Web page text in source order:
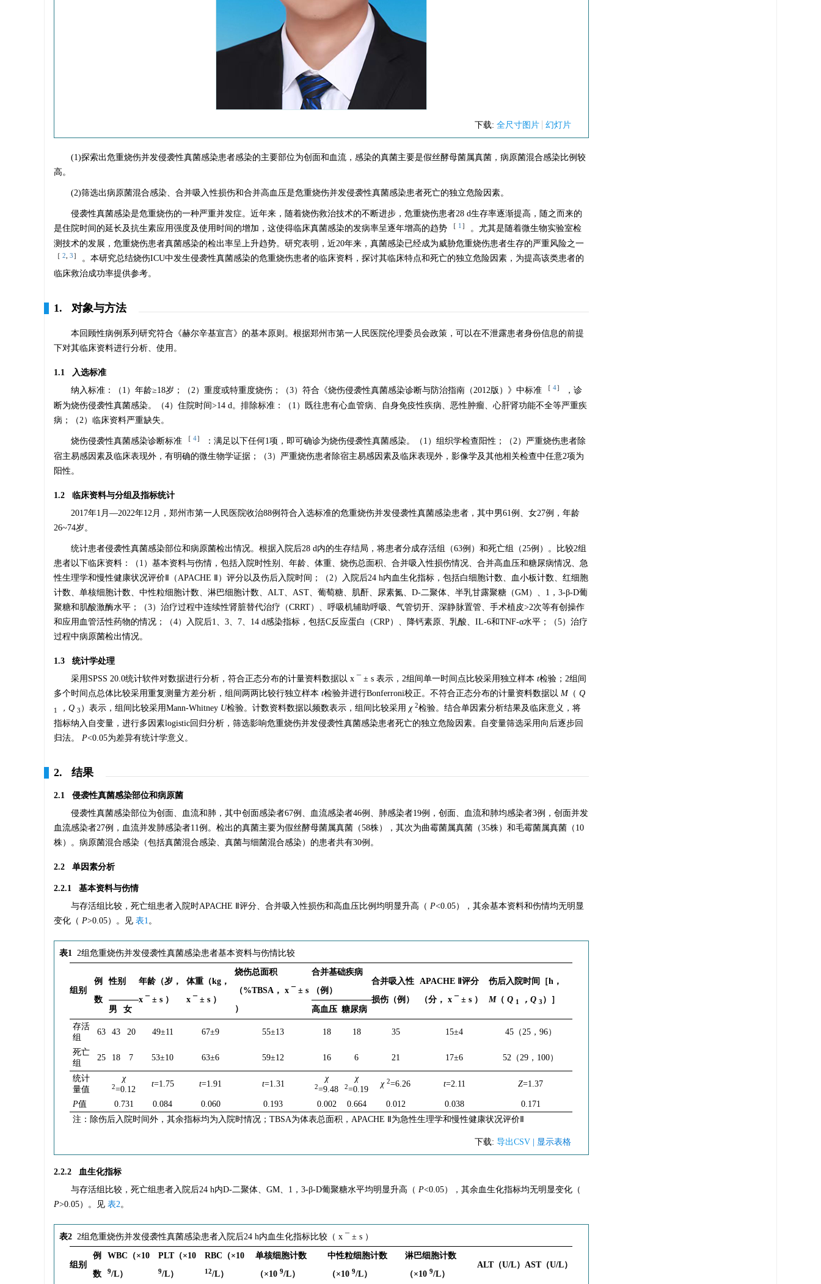
下载: 全尺寸图片 幻灯片
(1)探索出危重烧伤并发侵袭性真菌感染患者感染的主要部位为创面和血流，感染的真菌主要是假丝酵母菌属真菌，病原菌混合感染比例较
高。
(2)筛选出病原菌混合感染、合并吸入性损伤和合并高血压是危重烧伤并发侵袭性真菌感染患者死亡的独立危险因素。
侵袭性真菌感染是危重烧伤的一种严重并发症。近年来，随着烧伤救治技术的不断进步，危重烧伤患者28 d生存率逐渐提高，随之而来的
是住院时间的延长及抗生素应用强度及使用时间的增加，这使得临床真菌感染的发病率呈逐年增高的趋势
［ 1 ］ 。尤其是随着微生物实验室检
测技术的发展，危重烧伤患者真菌感染的检出率呈上升趋势。研究表明，近20年来，真菌感染已经成为威胁危重烧伤患者生存的严重风险之一
［ 2 3］ 。本研究总结烧伤ICU中发生侵袭性真菌感染的危重烧伤患者的临床资料，探讨其临床特点和死亡的独立危险因素，为提高该类患者的
临床救治成功率提供参考。
1. 对象与方法
本回顾性病例系列研究符合《赫尔辛基宣言》的基本原则。根据郑州市第一人民医院伦理委员会政策，可以在不泄露患者身份信息的前提
下对其临床资料进行分析、使用。
1.1 入选标准
纳入标准：（1）年龄≥18岁；（2）重度或特重度烧伤；（3）符合《烧伤侵袭性真菌感染诊断与防治指南（2012版）》中标准
［ 4］
，诊
断为烧伤侵袭性真菌感染。（4）住院时间>14 d。排除标准：（1）既往患有心血管病、自身免疫性疾病、恶性肿瘤、心肝肾功能不全等严重疾
病；（2）临床资料严重缺失。
烧伤侵袭性真菌感染诊断标准 ［ 4］
：满足以下任何1项，即可确诊为烧伤侵袭性真菌感染。（1）组织学检查阳性；（2）严重烧伤患者除
宿主易感因素及临床表现外，有明确的微生物学证据；（3）严重烧伤患者除宿主易感因素及临床表现外，影像学及其他相关检查中任意2项为
阳性。
1.2 临床资料与分组及指标统计
2017年1月—2022年12月，郑州市第一人民医院收治88例符合入选标准的危重烧伤并发侵袭性真菌感染患者，其中男61例、女27例，年龄
26~74岁。
统计患者侵袭性真菌感染部位和病原菌检出情况。根据入院后28 d内的生存结局，将患者分成存活组（63例）和死亡组（25例）。比较2组
患者以下临床资料：（1）基本资料与伤情，包括入院时性别、年龄、体重、烧伤总面积、合并吸入性损伤情况、合并高血压和糖尿病情况、急
性生理学和慢性健康状况评价Ⅱ（APACHE Ⅱ）评分以及伤后入院时间；（2）入院后24 h内血生化指标，包括白细胞计数、血小板计数、红细胞
计数、单核细胞计数、中性粒细胞计数、淋巴细胞计数、ALT、AST、葡萄糖、肌酐、尿素氮、D-二聚体、半乳甘露聚糖（GM）、1，3-β-D葡
聚糖和肌酸激酶水平；（3）治疗过程中连续性肾脏替代治疗（CRRT）、呼吸机辅助呼吸、气管切开、深静脉置管、手术植皮>2次等有创操作
和应用血管活性药物的情况；（4）入院后1、3、7、14 d感染指标，包括C反应蛋白（CRP）、降钙素原、乳酸、IL-6和TNF-α水平；（5）治疗
过程中病原菌检出情况。
1.3 统计学处理
采用SPSS 20.0统计软件对数据进行分析，符合正态分布的计量资料数据以 x ± s 表示，2组间单一时间点比较采用独立样本 t检验；2组间
多个时间点总体比较采用重复测量方差分析，组间两两比较行独立样本 t检验并进行Bonferroni校正。不符合正态分布的计量资料数据以 M（ Q
1 ，Q 3 ）表示，组间比较采用Mann-Whitney U检验。计数资料数据以频数表示，组间比较采用 χ 2检验。结合单因素分析结果及临床意义，将
指标纳入自变量，进行多因素logistic回归分析，筛选影响危重烧伤并发侵袭性真菌感染患者死亡的独立危险因素。自变量筛选采用向后逐步回
归法。 P<0.05为差异有统计学意义。
2. 结果
2.1 侵袭性真菌感染部位和病原菌
侵袭性真菌感染部位为创面、血流和肺，其中创面感染者67例、血流感染者46例、肺感染者19例，创面、血流和肺均感染者3例，创面并发
血流感染者27例，血流并发肺感染者11例。检出的真菌主要为假丝酵母菌属真菌（58株），其次为曲霉菌属真菌（35株）和毛霉菌属真菌（10
株）。病原菌混合感染（包括真菌混合感染、真菌与细菌混合感染）的患者共有30例。
2.2 单因素分析
2.2.1 基本资料与伤情
与存活组比较，死亡组患者入院时APACHE Ⅱ评分、合并吸入性损伤和高血压比例均明显升高（ P<0.05），其余基本资料和伤情均无明显
变化（ P>0.05）。见 表1。
表1 2组危重烧伤并发侵袭性真菌感染患者基本资料与伤情比较
组别
例
数
性别
年龄（岁，
x
± s ）
体重（kg，
x
± s ）
烧伤总面积
（%TBSA，x ± s
）
合并基础疾病
（例）
合并吸入性
损伤（例）
APACHE Ⅱ评分
（分，x ± s ）
伤后入院时间［h，
M（Q 1 ，Q 3 ）］
男
女 高血压 糖尿病
存活
组
63 43 20 49±11 67±9 55±13 18 18 35 15±4 45（25，96）
死亡
组
25 18 7 53±10 63±6 59±12 16 6 21 17±6 52（29，100）
统计
量值
χ
2=0.12
t=1.75 t=1.91 t=1.31
χ
2=9.48
χ
2=0.19
χ 2=6.26 t=2.11 Z=1.37
P值 0.731 0.084 0.060 0.193 0.002 0.664 0.012 0.038
0.171
注：除伤后入院时间外，其余指标均为入院时情况；TBSA为体表总面积，APACHE Ⅱ为急性生理学和慢性健康状况评价Ⅱ
下载: 导出CSV | 显示表格
2.2.2 血生化指标
与存活组比较，死亡组患者入院后24 h内D-二聚体、GM、1，3-β-D葡聚糖水平均明显升高（ P<0.05），其余血生化指标均无明显变化（
P>0.05）。见 表2。
表2 2组危重烧伤并发侵袭性真菌感染患者入院后24 h内血生化指标比较（ x ± s ）
组别
例
数
WBC（×10
9/L）
PLT（×10
9/L）
RBC（×10
12/L）
单核细胞计数
（×109/L）
中性粒细胞计数
（×109/L）
淋巴细胞计数
（×109/L）
ALT（U/L）AST（U/L）